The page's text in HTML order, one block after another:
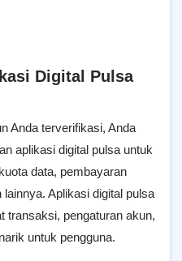
Digital Pulsa
Anda terverifikasi, Anda
aplikasi digital pulsa untuk
data, pembayaran
Aplikasi digital pulsa
transaksi, pengaturan akun,
untuk pengguna.